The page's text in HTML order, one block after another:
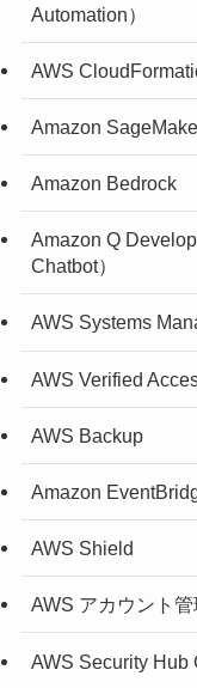
Automation）
AWS
Amazon
Amazon Bedrock
Amazon Q
Chatbot）
AWS Systems
AWS Verified
AWS Backup
Amazon
AWS Shield
AWS アカウント管
AWS Security Hub